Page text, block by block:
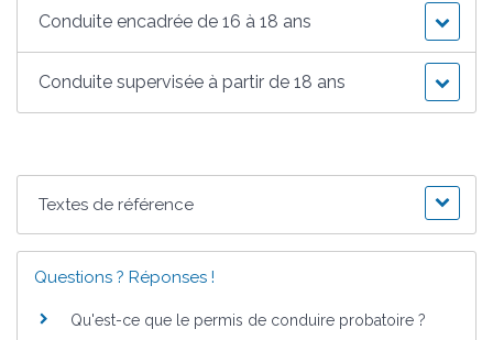
Conduite encadrée de 16 à 18 ans
Conduite supervisée à partir de 18 ans
Textes de référence
Questions ? Réponses !
Qu'est-ce que le permis de conduire probatoire ?